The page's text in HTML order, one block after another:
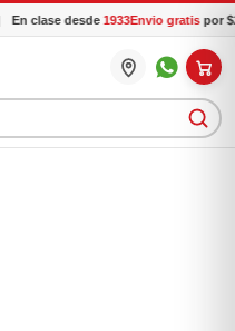
En clase desde1933Envio gratispor